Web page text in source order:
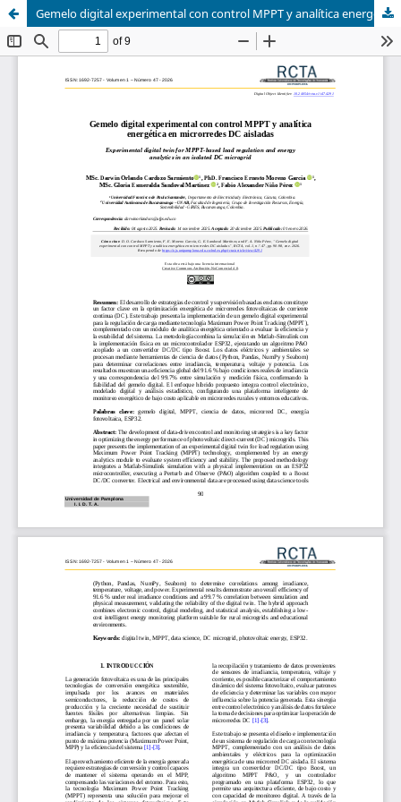
Gemelo digital experimental con control MPPT y analítica energética en microrredes DC aisladas